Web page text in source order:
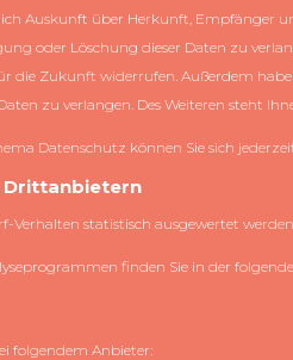
Auskunft über Herkunft, Empfänger
oder Löschung dieser Daten zu
die Zukunft widerrufen. Außerdem
zu verlangen. Des Weiteren steht
Datenschutz können Sie sich
Dritt­anbietern
Verhalten statistisch ausgewertet
finden Sie in der
folgendem Anbieter: